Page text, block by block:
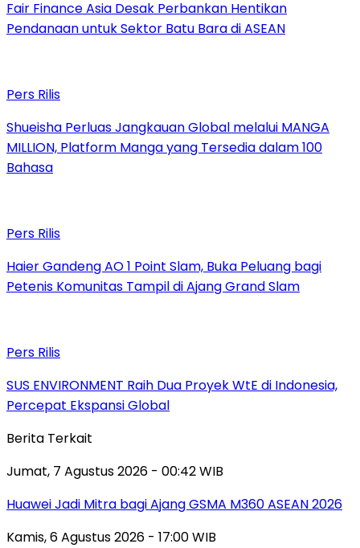
Fair Finance Asia Desak Perbankan Hentikan
Pendanaan untuk Sektor Batu Bara di ASEAN
Pers Rilis
Shueisha Perluas Jangkauan Global melalui MANGA
MILLION, Platform Manga yang Tersedia dalam 100
Bahasa
Pers Rilis
Haier Gandeng AO 1 Point Slam, Buka Peluang bagi
Petenis Komunitas Tampil di Ajang Grand Slam
Pers Rilis
SUS ENVIRONMENT Raih Dua Proyek WtE di Indonesia,
Percepat Ekspansi Global
Berita Terkait
Jumat, 7 Agustus 2026 - 00:42 WIB
Huawei Jadi Mitra bagi Ajang GSMA M360 ASEAN 2026
Kamis, 6 Agustus 2026 - 17:00 WIB